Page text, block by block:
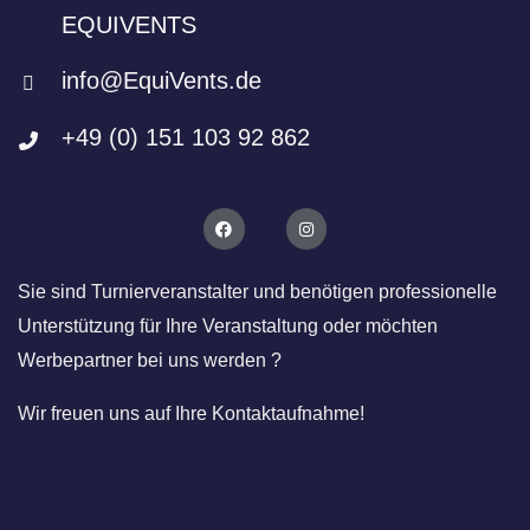
v
g
n
EQUIVENTS
info@EquiVents.de
+49 (0) 151 103 92 862
Sie sind Turnierveranstalter und benötigen professionelle
Unterstützung für Ihre Veranstaltung oder möchten
Werbepartner bei uns werden ?
Wir freuen uns auf Ihre Kontaktaufnahme!